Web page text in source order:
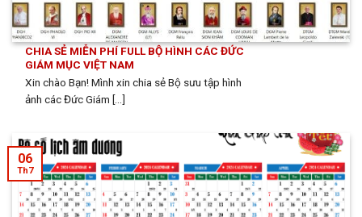
CHIA SẺ MIỄN PHÍ FULL BỘ HÌNH CÁC ĐỨC
GIÁM MỤC VIỆT NAM
Xin chào Bạn! Mình xin chia sẻ Bộ sưu tập hình
ảnh các Đức Giám [...]
06
Th7